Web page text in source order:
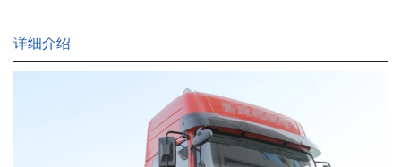
详细介绍